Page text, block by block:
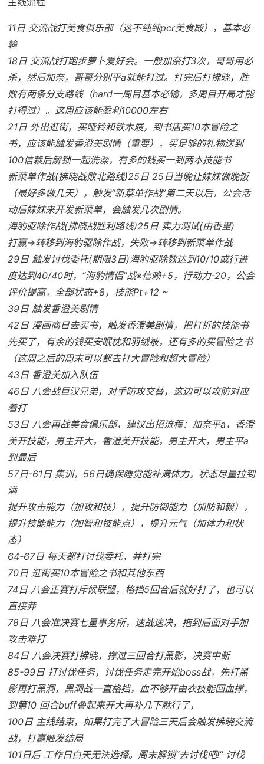
11日 交流战打美食俱乐部（这不纯纯pcr美食殿），基本必
输
18日 交流战打跑步萝卜爱好会。一般加奈打3次，哥哥用必
杀，然后加奈，哥哥分别平a就能打过。打完后打拂晓，胜
败有两条分支路线（hard一周目基本必输，多周目开局才能
打得过）。这周应该能盈利10000左右
21日 外出逛街，买哑铃和铁木屐，到书店买10本冒险之
书，应该能触发香澄美剧情（重要），买足够的礼物送到
100信赖后解锁一起洗澡，有多的钱买一到两本技能书
新菜单作战(拂晓战败北路线)25日 25日当晚让妹妹做晚饭
（最好多做几天），触发“新菜单作战”第二天以后，公会活
动后妹妹来开发新菜单，会触发几次剧情。
海豹驱除作战(拂晓战胜利路线)25日 实力测试(由香里)
打赢→转移到海豹驱除作战，失败→转移到新菜单作战
29日 触发讨伐委托(期限3日)海豹驱除数达到10/10或行进
度达到40/40时，“海豹情侣”战※信赖+5，行动力-20，公会
评价提高，全部状态+8，技能Pt+12 ~
39日 触发香澄美剧情
42日 漫画商日去买书，触发香澄美剧情，把打折的技能书
先买了，有余的钱买安眠枕和羽绒被，还有多的买冒险之书
（这周之后的周末可以都去打大冒险和超大冒险）
43日 香澄美加入队伍
46日 八会战巨汉兄弟，对手防攻交替，这边可以攻防对应
着打
53日 八会再战美食俱乐部，建议出招流程：加奈平a，香澄
美开技能，男主开大，香澄美开技能，男主开大，男主平a
到最后
57日-61日 集训，56日确保睡觉能补满体力，状态尽量拉到
满
提升攻击能力（加攻和技），提升防御能力（加防和毅），
提升技能能力（加智和技能点），提升元气（加体力和状
态）
64-67日 每天都打讨伐委托，并打完
70日 逛街买10本冒险之书和其他东西
74日 八会正赛打斥候联盟，格挡5回合后就好打了，也可以
直接莽
78日 八会准决赛七星事务所，速战速决，拖到后面对手加
攻击难打
84日 八会决赛打拂晓，撑过三回合打黑影，决赛中断
85-99日 打讨伐任务，讨伐任务走完开始boss战，先打黑
影再打黑洞，黑洞战一直格挡，血不够开由衣技能回血撑，
到第10 回合buff叠起来开大再补几下就行了，
100日 主线结束，如果打完了大冒险三天后会触发拂晓交流
战，打赢触发结局
101日后 工作日白天无法选择。周末解锁“去讨伐吧!” 讨伐